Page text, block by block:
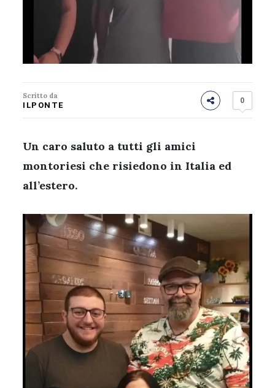
Scritto da
ILPONTE
0
Un caro saluto a tutti gli amici
montoriesi che risiedono in Italia ed
all’estero.